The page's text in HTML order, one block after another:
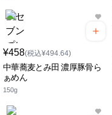
¥458(税込¥494.64)
中華蕎麦とみ田 濃厚豚骨ら
ぁめん
150g